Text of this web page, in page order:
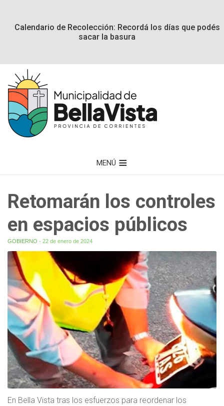
Calendario de Recolección: Recordá los días que podés
sacar la basura
MENÚ
Retomarán los controles
en espacios públicos
GOBIERNO - 22 de enero de 2024
En Bella Vista tras los esfuerzos para reordenar los